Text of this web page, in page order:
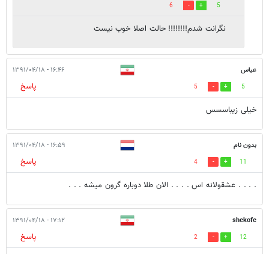
5
6
نگرانت شدم!!!!!!!! حالت اصلا خوب نیست
عباس ۱۶:۴۶ - ۱۳۹۱/۰۴/۱۸
5
5
پاسخ
خیلی زیباسسس
بدون نام ۱۶:۵۹ - ۱۳۹۱/۰۴/۱۸
11
4
پاسخ
. . . . عشقولانه اس . . . . الان طلا دوباره گرون میشه . . .
shekofe ۱۷:۱۲ - ۱۳۹۱/۰۴/۱۸
12
2
پاسخ